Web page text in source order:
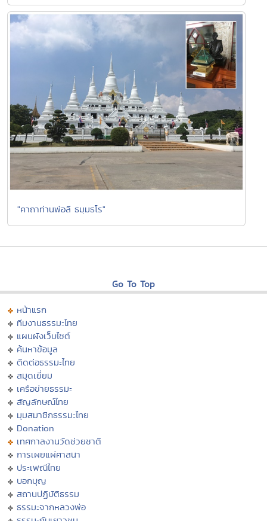
"คาถาท่านพ่อลี ธมฺมธโร"
Go To Top
หน้าแรก
ทีมงานธรรมะไทย
แผนผังเว็บไซต์
ค้นหาข้อมูล
ติดต่อธรรมะไทย
สมุดเยี่ยม
เครือข่ายธรรมะ
สัญลักษณ์ไทย
มุมสมาชิกธรรมะไทย
Donation
เทศกาลงานวัดช่วยชาติ
การเผยแผ่ศาสนา
ประเพณีไทย
บอกบุญ
สถานปฏิบัติธรรม
ธรรมะจากหลวงพ่อ